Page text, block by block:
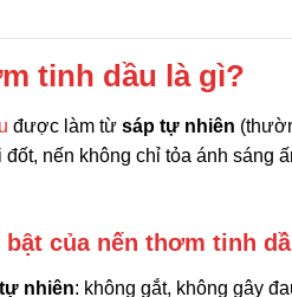
tinh dầu là gì?
được làm từ sáp tự nhiên
đốt, nến không chỉ tỏa ánh sáng
của nến thơm tinh
nhiên: không gắt, không gây